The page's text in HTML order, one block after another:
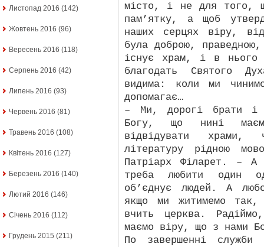
Листопад 2016 (142)
Жовтень 2016 (96)
Вересень 2016 (118)
Серпень 2016 (42)
Липень 2016 (93)
Червень 2016 (81)
Травень 2016 (108)
Квітень 2016 (127)
Березень 2016 (140)
Лютий 2016 (146)
Січень 2016 (112)
Грудень 2015 (211)
місто, і не для того,
пам’ятку, а щоб
наших серцях віру,
була доброю,
існує храм, і в нього
благодать Святого
видима: коли ми
допомагає…
– Ми, дорогі брати і
Богу, що нині
відвідувати храми,
літературу рідною
Патріарх Філарет. – А
треба любити один
об’єднує людей. А
якщо ми житимемо
вчить церква.
маємо віру, що з нами
По завершенні служби